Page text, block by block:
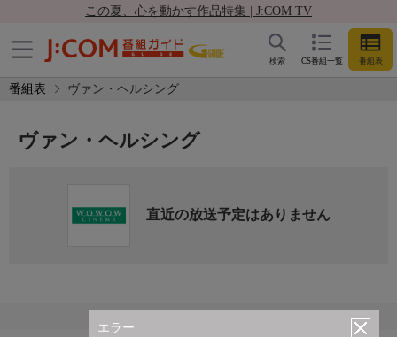
この夏、心を動かす作品特集 | J:COM TV
CS番組一覧 番組表
検索
番組表 ヴァン・ヘルシング
エラー
ヴァン・ヘルシング
直近の放送予定はありません